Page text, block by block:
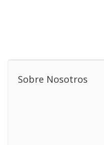
Sobre Nosotros